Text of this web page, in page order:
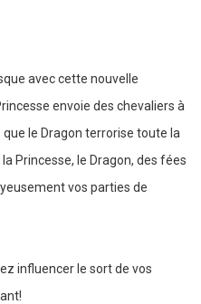
avec cette nouvelle
envoie des chevaliers à
le Dragon terrorise toute la
Princesse, le Dragon, des fées
vos parties de
influencer le sort de vos